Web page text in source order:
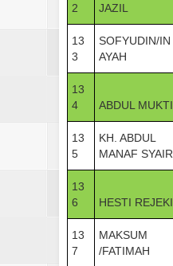
2
JAZIL
13
3
SOFYUDIN/IN
AYAH
13
4
ABDUL MUKTI
13
5
KH. ABDUL
MANAF SYAIR
13
6
HESTI REJEKI
13
7
MAKSUM
/FATIMAH